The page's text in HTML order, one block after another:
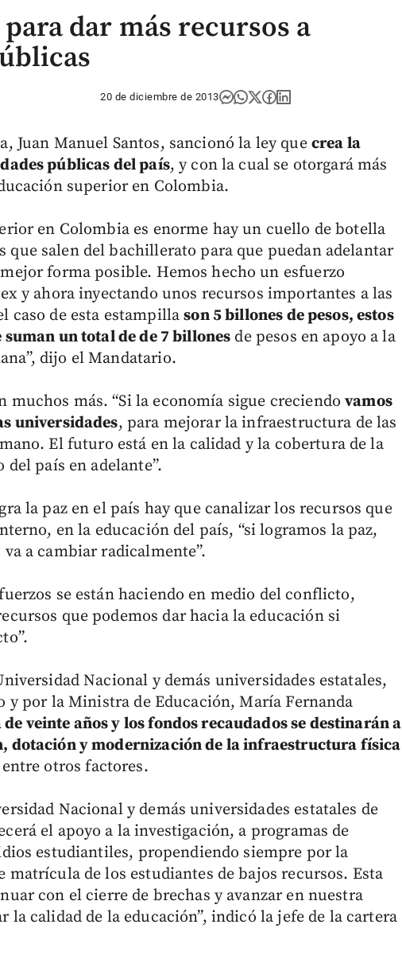
dar más recursos a
20 de diciembre de 2013
Juan Manuel Santos, sancionó la ley que crea la
públicas del país, y con la cual se otorgará más
superior en Colombia.
en Colombia es enorme hay un cuello de botella
que salen del bachillerato para que puedan adelantar
forma posible. Hemos hecho un esfuerzo
y ahora inyectando unos recursos importantes a las
caso de esta estampillason 5 billones de pesos, estos
un total de de 7 billones de pesos en apoyo a la
dijo el Mandatario.
muchos más. “Si la economía sigue creciendovamos
universidades, para mejorar la infraestructura de las
El futuro está en la calidad y la cobertura de la
del país en adelante”.
la paz en el país hay que canalizar los recursos que
en la educación del país, “si logramos la paz,
a cambiar radicalmente”.
se están haciendo en medio del conflicto,
que podemos dar hacia la educación si
Nacional y demás universidades estatales,
y por la Ministra de Educación, María Fernanda
veinte años y los fondos recaudados se destinarán a
dotación y modernización de la infraestructura física
otros factores.
Nacional y demás universidades estatales de
el apoyo a la investigación, a programas de
estudiantiles, propendiendo siempre por la
matrícula de los estudiantes de bajos recursos. Esta
con el cierre de brechas y avanzar en nuestra
la calidad de la educación”, indicó la jefe de la cartera